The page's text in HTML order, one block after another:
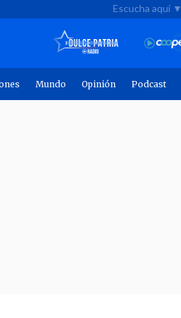
Escucha aquí ▼
Mundo Opinión Podcast